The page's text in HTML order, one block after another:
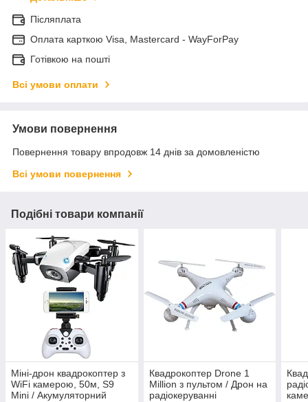
Післяплата
Оплата карткою Visa, Mastercard - WayForPay
Готівкою на пошті
Всі умови оплати
Умови повернення
Повернення товару впродовж 14 днів за домовленістю
Всі умови повернення
Подібні товари компанії
Міні-дрон квадрокоптер з
WiFi камерою, 50м, S9
Mini / Акумуляторний
Квадрокоптер Drone 1
Million з пультом / Дрон на
радіокеруванні